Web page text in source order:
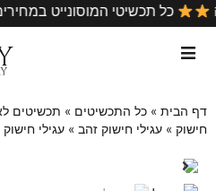
קניה כל תכשיטי המוסונייט
דף הבית » כל התכשיטים » תכשיטים
חישוק » עגילי חישוק זהב » עגילי